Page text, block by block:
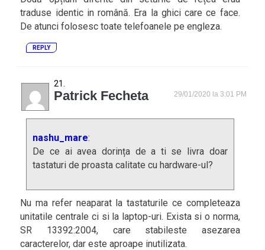
traduse identic in română. Era la ghici care ce face.
De atunci folosesc toate telefoanele pe engleza.
REPLY
Patrick Fecheta 29/01/2020 la 3:01 PM
nashu_mare:
De ce ai avea dorința de a ti se livra doar
tastaturi de proasta calitate cu hardware-ul?
Nu ma refer neaparat la tastaturile ce completeaza
unitatile centrale ci si la laptop-uri. Exista si o norma,
SR 13392:2004, care stabileste asezarea
caracterelor, dar este aproape inutilizata.